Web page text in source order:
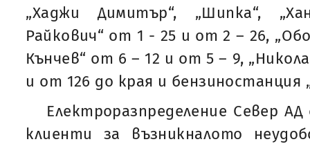
„Хаджи Димитър“, „Шипка“,
Райкович“ от 1 - 25 и от 2 – 26,
Кънчев“ от 6 – 12 и от 5 – 9,
и от 126 до края и бензиностанция
Електроразпределение Север
клиенти за възникналото